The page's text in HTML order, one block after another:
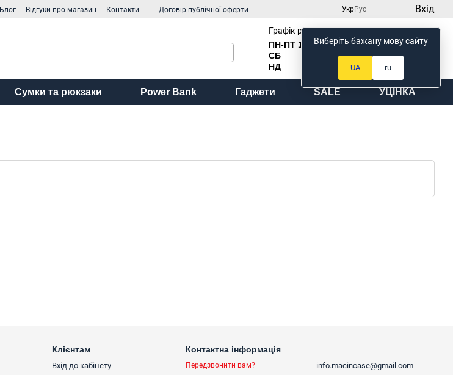
Блог Відгуки про магазин Контакти
Договір публічної оферти
УкрРус Вхід
Графік роботи:
ПН-ПТ 10
:00 до 18:00
СБ
Вихідний
НД
Мій кошик
Сумки та рюкзаки Power Bank Гаджети SALE УЦІНКА
Клієнтам
Вхід до кабінету
Контактна інформація
Передзвонити вам? info.macincase@gmail.com
Виберіть бажану мову сайту
UA ru